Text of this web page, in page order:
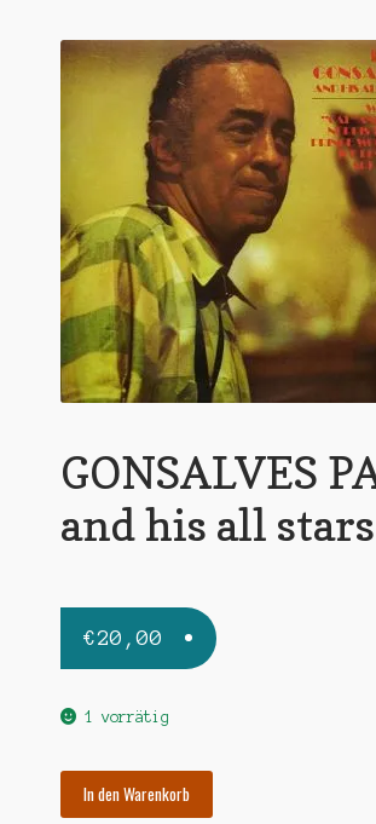
Warenkorb
GONSALVES
and his all stars
€20,00
1 vorrätig
In den Warenkorb